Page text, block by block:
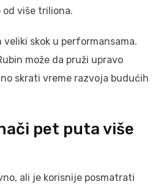
više triliona.
skok u performansama.
može da pruži upravo
skrati vreme razvoja budućih
pet puta više
ali je korisnije posmatrati